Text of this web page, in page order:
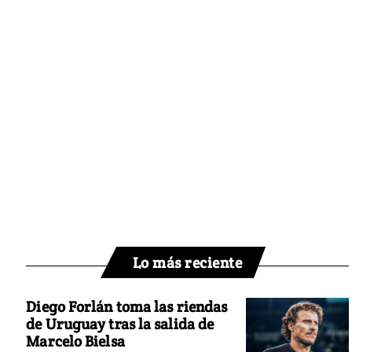
Lo más reciente
Diego Forlán toma las riendas
de Uruguay tras la salida de
Marcelo Bielsa